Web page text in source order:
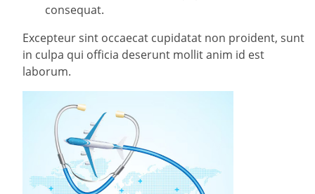
consequat.
Excepteur sint occaecat cupidatat non proident, sunt
in culpa qui officia deserunt mollit anim id est
laborum.